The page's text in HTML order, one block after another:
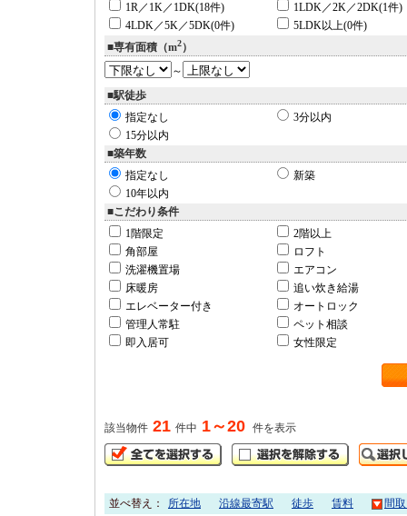
1R／1K／1DK(18件)
1LDK／2K／2DK(1件)
4LDK／5K／5DK(0件)
5LDK以上(0件)
■専有面積（m2）
～
■駅徒歩
指定なし
3分以内
15分以内
■築年数
指定なし
新築
10年以内
■こだわり条件
1階限定
2階以上
角部屋
ロフト
洗濯機置場
エアコン
床暖房
追い炊き給湯
エレベーター付き
オートロック
管理人常駐
ペット相談
即入居可
女性限定
該当物件 21 件中 1～20 件を表示
並べ替え： 所在地 沿線最寄駅 徒歩 賃料 間